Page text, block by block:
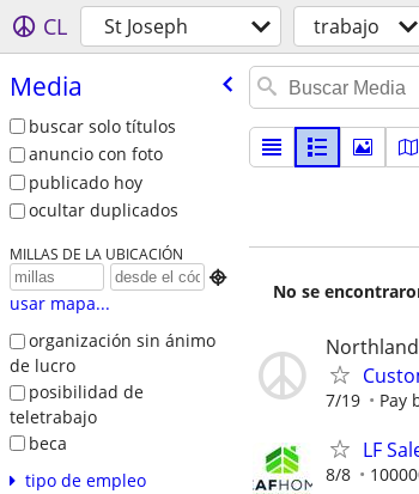
CL St Joseph trabajo
Media
buscar solo títulos
anuncio con foto
publicado hoy
ocultar duplicados
MILLAS DE LA UBICACIÓN

usar mapa...
organización sin ánimo
de lucro
posibilidad de
teletrabajo
beca
tipo de empleo
No se
Northland
7/19 Pay
LF
8/8